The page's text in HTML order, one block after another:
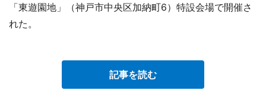
「東遊園地」（神戸市中央区加納町6）特設会場で開催さ
れた。
記事を読む